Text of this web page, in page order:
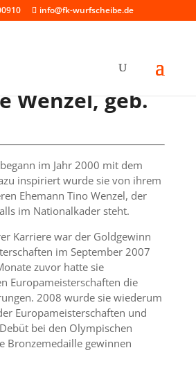
info@fk-wurfscheibe.de
Wenzel, geb.
im Jahr 2000 mit dem
inspiriert wurde sie von ihrem
Ehemann Tino Wenzel, der
im Nationalkader steht.
Karriere war der Goldgewinn
im September 2007
zuvor hatte sie
Europameisterschaften die
2008 wurde sie wiederum
Europameisterschaften und
bei den Olympischen
Bronzemedaille gewinnen